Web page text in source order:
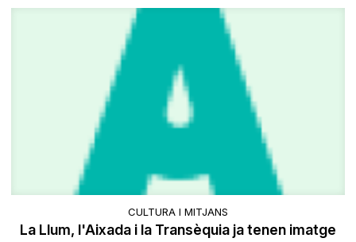
CULTURA I MITJANS
La Llum, l'Aixada i la Transèquia ja tenen imatge